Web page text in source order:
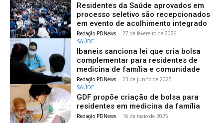
Residentes da Saúde aprovados em
processo seletivo são recepcionados
em evento de acolhimento integrado
Redação PDNews - 27 de fevereiro de 2026
SAÚDE
Ibaneis sanciona lei que cria bolsa
complementar para residentes de
medicina de família e comunidade
Redação PDNews - 23 de junho de 2025
SAÚDE
GDF propõe criação de bolsa para
residentes em medicina da família
Redação PDNews - 16 de maio de 2025